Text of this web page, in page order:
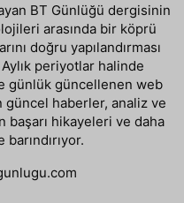
BT Günlüğü dergisinin
arasında bir köprü
doğru yapılandırması
periyotlar halinde
günlük güncellenen web
haberler, analiz ve
hikayeleri ve daha